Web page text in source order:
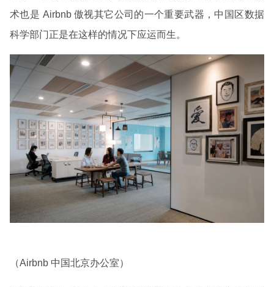
术也是 Airbnb 傲视其它公司的一个重要武器，中国区数据
科学部门正是在这样的情况下应运而生。
（Airbnb 中国北京办公室）